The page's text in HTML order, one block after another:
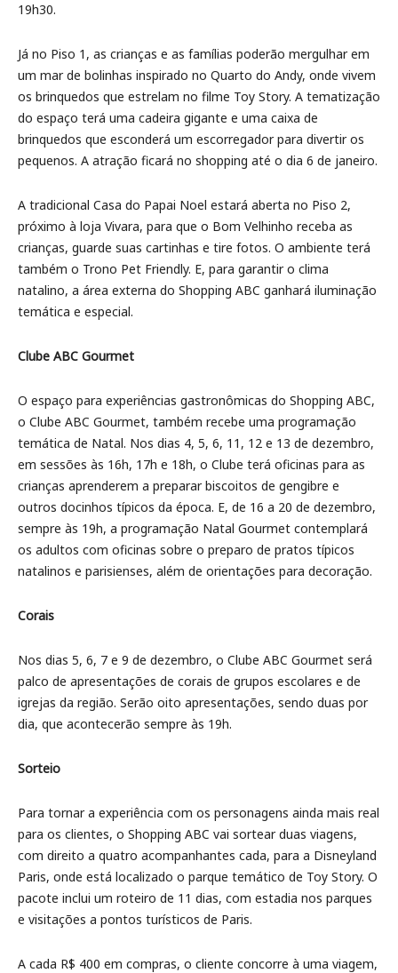
19h30.
Já no Piso 1, as crianças e as famílias poderão mergulhar em
um mar de bolinhas inspirado no Quarto do Andy, onde vivem
os brinquedos que estrelam no filme Toy Story. A tematização
do espaço terá uma cadeira gigante e uma caixa de
brinquedos que esconderá um escorregador para divertir os
pequenos. A atração ficará no shopping até o dia 6 de janeiro.
A tradicional Casa do Papai Noel estará aberta no Piso 2,
próximo à loja Vivara, para que o Bom Velhinho receba as
crianças, guarde suas cartinhas e tire fotos. O ambiente terá
também o Trono Pet Friendly. E, para garantir o clima
natalino, a área externa do Shopping ABC ganhará iluminação
temática e especial.
Clube ABC Gourmet
O espaço para experiências gastronômicas do Shopping ABC,
o Clube ABC Gourmet, também recebe uma programação
temática de Natal. Nos dias 4, 5, 6, 11, 12 e 13 de dezembro,
em sessões às 16h, 17h e 18h, o Clube terá oficinas para as
crianças aprenderem a preparar biscoitos de gengibre e
outros docinhos típicos da época. E, de 16 a 20 de dezembro,
sempre às 19h, a programação Natal Gourmet contemplará
os adultos com oficinas sobre o preparo de pratos típicos
natalinos e parisienses, além de orientações para decoração.
Corais
Nos dias 5, 6, 7 e 9 de dezembro, o Clube ABC Gourmet será
palco de apresentações de corais de grupos escolares e de
igrejas da região. Serão oito apresentações, sendo duas por
dia, que acontecerão sempre às 19h.
Sorteio
Para tornar a experiência com os personagens ainda mais real
para os clientes, o Shopping ABC vai sortear duas viagens,
com direito a quatro acompanhantes cada, para a Disneyland
Paris, onde está localizado o parque temático de Toy Story. O
pacote inclui um roteiro de 11 dias, com estadia nos parques
e visitações a pontos turísticos de Paris.
A cada R$ 400 em compras, o cliente concorre à uma viagem,